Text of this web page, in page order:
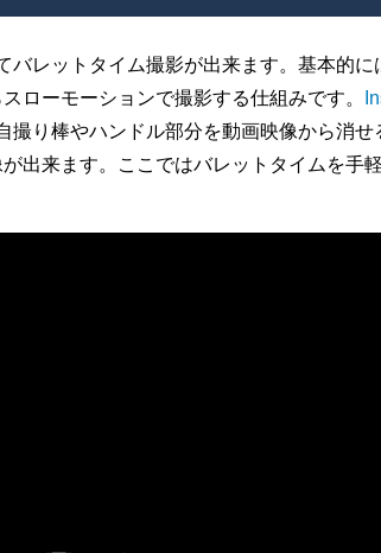
バレットタイム撮影が出来ます。基本的
ローモーションで撮影する仕組みです。
撮り棒やハンドル部分を動画映像から消
出来ます。ここではバレットタイムを手